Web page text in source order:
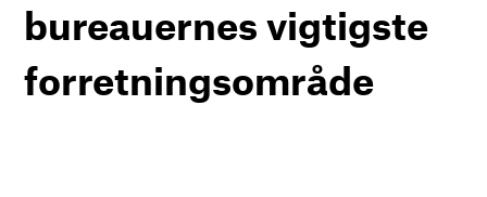
bureauernes vigtigste
forretningsområde